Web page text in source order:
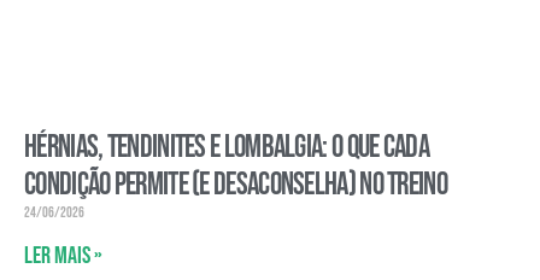
Hérnias, tendinites e lombalgia: o que cada
condição permite (e desaconselha) no treino
24/06/2026
Ler mais »